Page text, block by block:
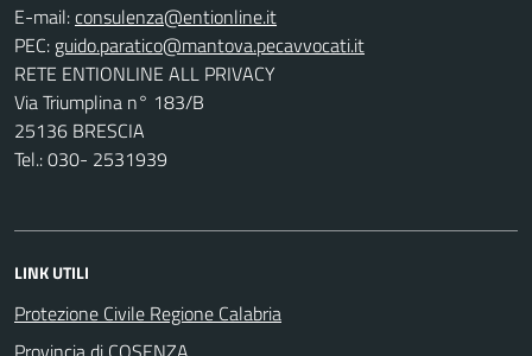
E-mail:
PEC:
RETE ENTIONLINE ALL PRIVACY
Via Triumplina n° 183/B
25136 BRESCIA
Tel.: 030- 2531939
LINK UTILI
Protezione Civile Regione Calabria